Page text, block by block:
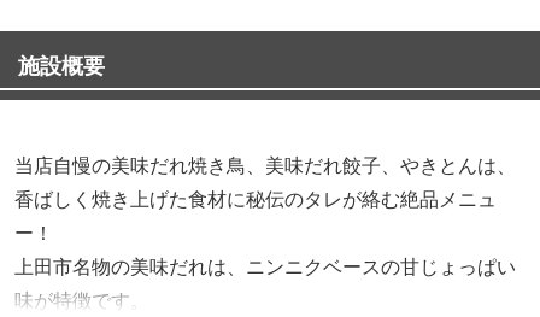
施設概要
当店自慢の美味だれ焼き鳥、美味だれ餃子、やきとんは、
香ばしく焼き上げた食材に秘伝のタレが絡む絶品メニュ
ー！
上田市名物の美味だれは、ニンニクベースの甘じょっぱい
味が特徴です。